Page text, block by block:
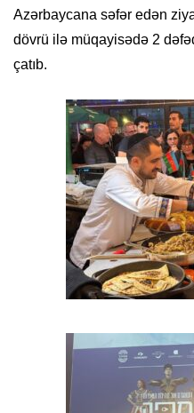
Azərbaycana səfər edən
dövrü ilə müqayisədə 2
çatıb.